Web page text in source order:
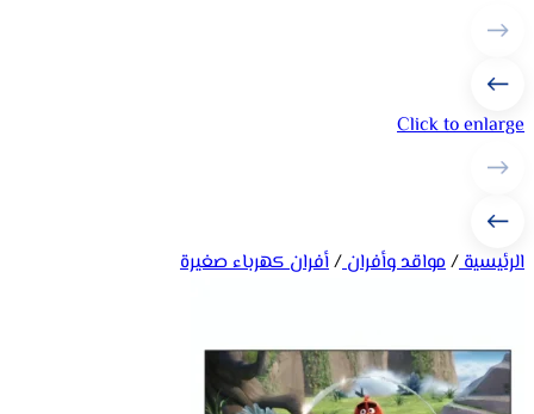
Click to enlarge
الرئيسية/مواقد وأفران/أفران كهرباء صغيرة